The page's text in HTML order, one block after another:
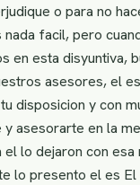
o para no
nada facil, pero
en esta disyuntiva,
asesores, el
disposicion y con
y asesorarte en la
el lo dejaron con esa
lo presento el es El